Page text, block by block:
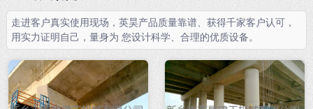
走进客户真实使用现场，英昊产品质量靠谱、获得千家客户认可，
用实力证明自己，量身为 您设计科学、合理的优质设备。